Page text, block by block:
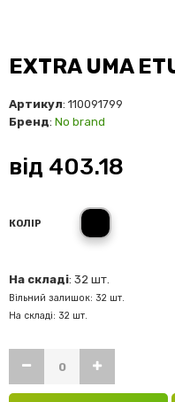
EXTRA UMA
Артикул: 110091799
Бренд: No brand
від 403.18
КОЛІР
Чорний
На складі: 32 шт.
Вільний залишок: 32 шт.
На складі: 32 шт.